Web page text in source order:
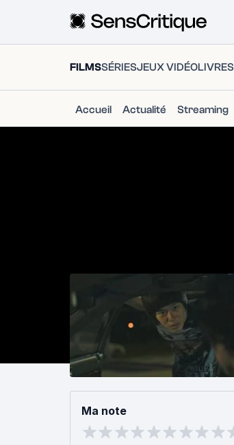
FILMSSÉRIESJEUX VIDÉOLIVRES
Accueil Actualité Streaming
Ma note